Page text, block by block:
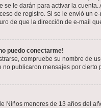
le darán para activar la
de registro. Si se le envió un
de que la dirección de e-mail
puedo conectarme!
compruebe su nombre de
publicaron mensajes por
Niños menores de 13 años del